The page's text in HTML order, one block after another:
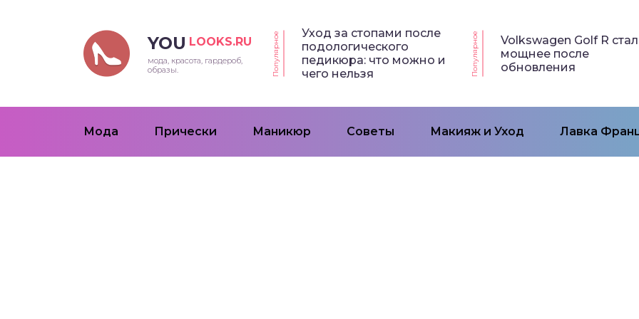
YOU LOOKS.RU
мода, красота, гардероб,
образы.
Популярное
Уход за стопами после
подологического
педикюра: что можно и
чего нельзя
Популярное
Volkswagen Golf R стал
мощнее после
обновления
Мода Прически Маникюр Советы Макияж и Уход Лавка